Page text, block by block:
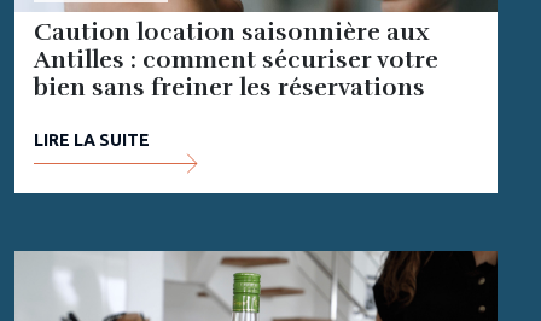
Caution location saisonnière aux
Antilles : comment sécuriser votre
bien sans freiner les réservations
LIRE LA SUITE